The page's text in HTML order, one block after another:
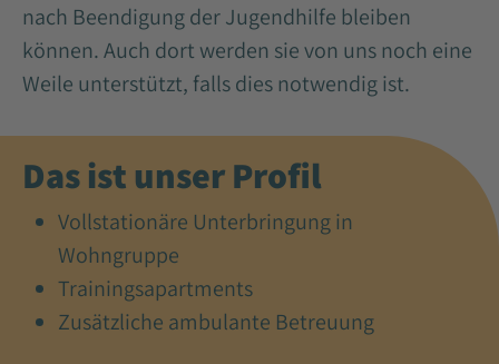
nach Beendigung der Jugendhilfe bleiben
können. Auch dort werden sie von uns noch eine
Weile unterstützt, falls dies notwendig ist.
Das ist unser Profil
Vollstationäre Unterbringung in
Wohngruppe
Trainingsapartments
Zusätzliche ambulante Betreuung